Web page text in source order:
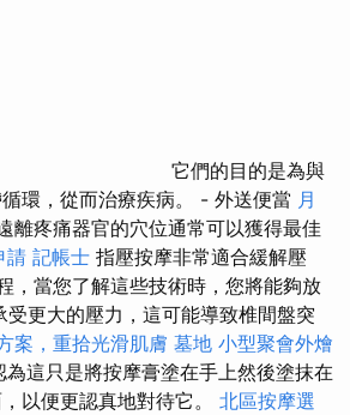
它們的目的是為與
環，從而治療疾病。 - 外送便當 月
離疼痛器官的穴位通常可以獲得最佳
請 記帳士 指壓按摩非常適合緩解壓
，當您了解這些技術時，您將能夠放
更大的壓力，這可能導致椎間盤突
案，重拾光滑肌膚 墓地 小型聚會外燴
為這只是將按摩膏塗在手上然後塗抹在
以便更認真地對待它。 北區按摩選